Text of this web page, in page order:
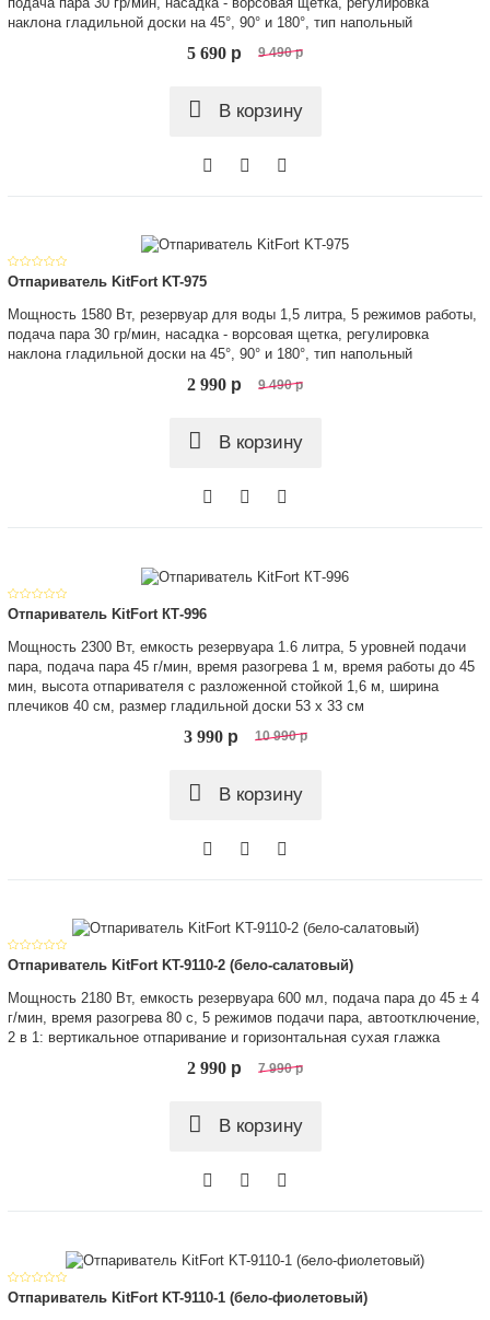
наклона гладильной доски на 45°, 90° и 180°, тип напольный
5 690 p 9 490 p
В корзину
Отпариватель KitFort KT-975
Мощность 1580 Вт, резервуар для воды 1,5 литра, 5 режимов работы,
подача пара 30 гр/мин, насадка - ворсовая щетка, регулировка
наклона гладильной доски на 45°, 90° и 180°, тип напольный
2 990 p 9 490 p
В корзину
Отпариватель KitFort КТ-996
Мощность 2300 Вт, емкость резервуара 1.6 литра, 5 уровней подачи
пара, подача пара 45 г/мин, время разогрева 1 м, время работы до 45
мин, высота отпаривателя с разложенной стойкой 1,6 м, ширина
плечиков 40 см, размер гладильной доски 53 х 33 см
3 990 p 10 990 p
В корзину
Отпариватель KitFort KT-9110-2 (бело-салатовый)
Мощность 2180 Вт, емкость резервуара 600 мл, подача пара до 45 ± 4
г/мин, время разогрева 80 с, 5 режимов подачи пара, автоотключение,
2 в 1: вертикальное отпаривание и горизонтальная сухая глажка
2 990 p 7 990 p
В корзину
Отпариватель KitFort KT-9110-1 (бело-фиолетовый)